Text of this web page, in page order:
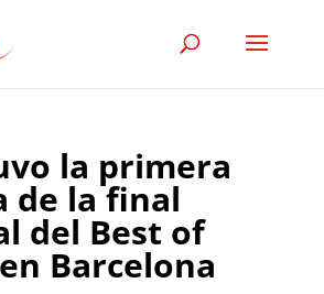
la primera
de la final
del Best of
Barcelona